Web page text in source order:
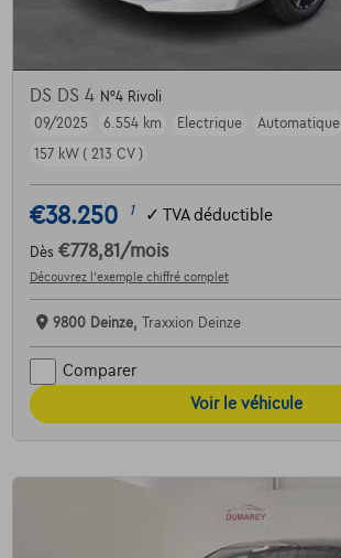
DS DS 4 N°4 Rivoli
09/2025
6.554 km Electrique
Automatique
157 kW ( 213 CV )
€38.250 1 ✓ TVA déductible
Dès €778,81 /mois
Découvrez l’exemple chiffré complet
9800 Deinze, Traxxion Deinze
Comparer
Voir le véhicule